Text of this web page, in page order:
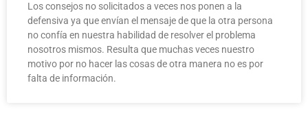
Los consejos no solicitados a veces nos ponen a la
defensiva ya que envían el mensaje de que la otra persona
no confía en nuestra habilidad de resolver el problema
nosotros mismos. Resulta que muchas veces nuestro
motivo por no hacer las cosas de otra manera no es por
falta de información.